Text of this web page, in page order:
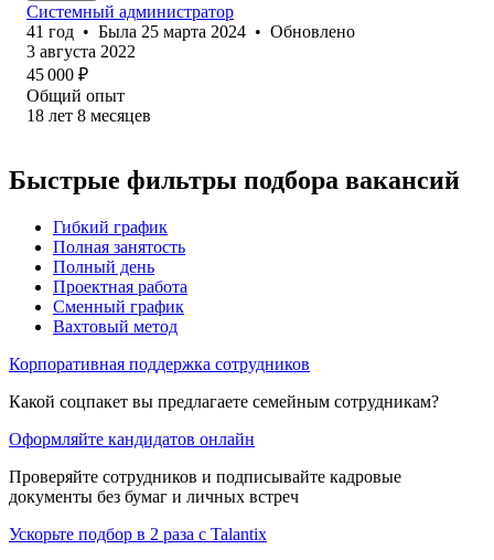
Системный администратор
41 год • Была 25 марта 2024 • Обновлено
3 августа 2022
45 000 ₽
Общий опыт
18 лет 8 месяцев
Быстрые фильтры подбора вакансий
Гибкий график
Полная занятость
Полный день
Проектная работа
Сменный график
Вахтовый метод
Корпоративная поддержка сотрудников
Какой соцпакет вы предлагаете семейным сотрудникам?
Оформляйте кандидатов онлайн
Проверяйте сотрудников и подписывайте кадровые
документы без бумаг и личных встреч
Ускорьте подбор в 2 раза с Talantix